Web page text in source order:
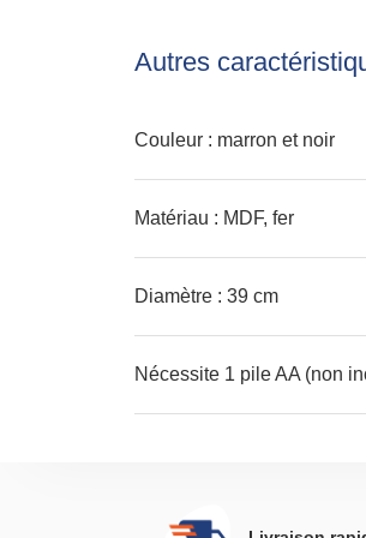
Autres
Couleur : marron et noir
Matériau : MDF, fer
Diamètre : 39 cm
Nécessite 1 pile AA (non